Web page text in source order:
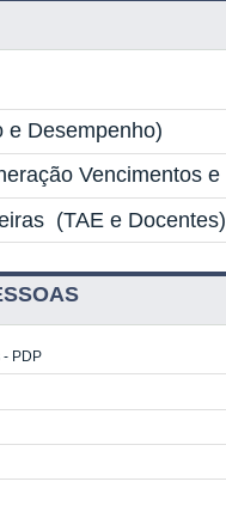
e Desempenho)
Vencimentos
(TAE e Docentes)
PDP